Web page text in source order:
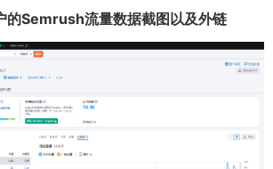
的Semrush流量数据截图以及外链